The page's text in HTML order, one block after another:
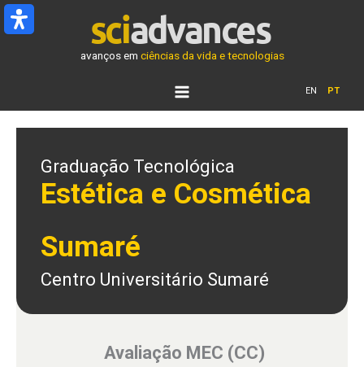
Ir
para
avanços em ciências da vida e tecnologias
EN PT
Graduação Tecnológica
Estética e Cosmética
Sumaré
Centro Universitário Sumaré
Avaliação MEC (CC)